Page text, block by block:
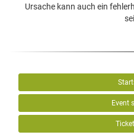
Ursache kann auch ein
Event